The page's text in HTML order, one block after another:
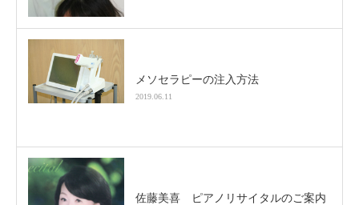
メソセラピーの注入方法
2019.06.11
佐藤美喜 ピアノリサイタルのご案内